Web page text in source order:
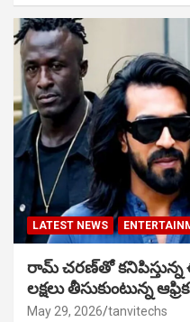
LATEST NEWS
రామ్ చరణ్‌తో కనిపిస్తున్న ఈ
లక్షలు తీసుకుంటున్న
May 29, 2026 tanvitechs